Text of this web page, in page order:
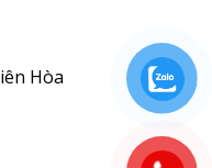
Hòa